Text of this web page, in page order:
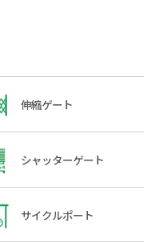
伸縮ゲート
シャッターゲート
サイクルポート